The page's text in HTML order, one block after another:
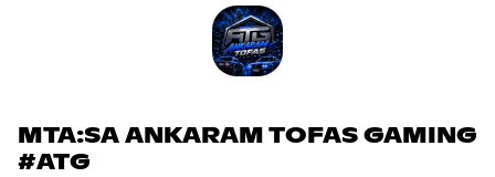
MTA:SA ANKARAM TOFAS GAMING
#ATG